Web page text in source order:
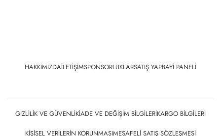
HAKKIMIZDAİLETIŞIMSPONSORLUKLARSATIŞ YAPBAYI PANELI
GIZLILIK VE GÜVENLIKİADE VE DEĞIŞIM BILGILERIKARGO BILGILERI
KIŞISEL VERILERIN KORUNMASIMESAFELI SATIŞ SÖZLEŞMESI